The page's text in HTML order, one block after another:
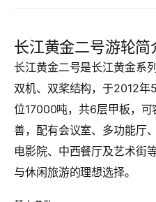
长江黄金二号游轮简
长江黄金二号是长江黄金系
双机、双桨结构，于2012年
位17000吨，共6层甲板，
善，配有会议室、多功能厅
电影院、中西餐厅及艺术街
与休闲旅游的理想选择。